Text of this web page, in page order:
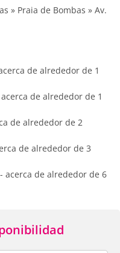
» Praia de Bombas » Av.
de alrededor de 1
de alrededor de 1
de alrededor de 2
de alrededor de 3
acerca de alrededor de 6